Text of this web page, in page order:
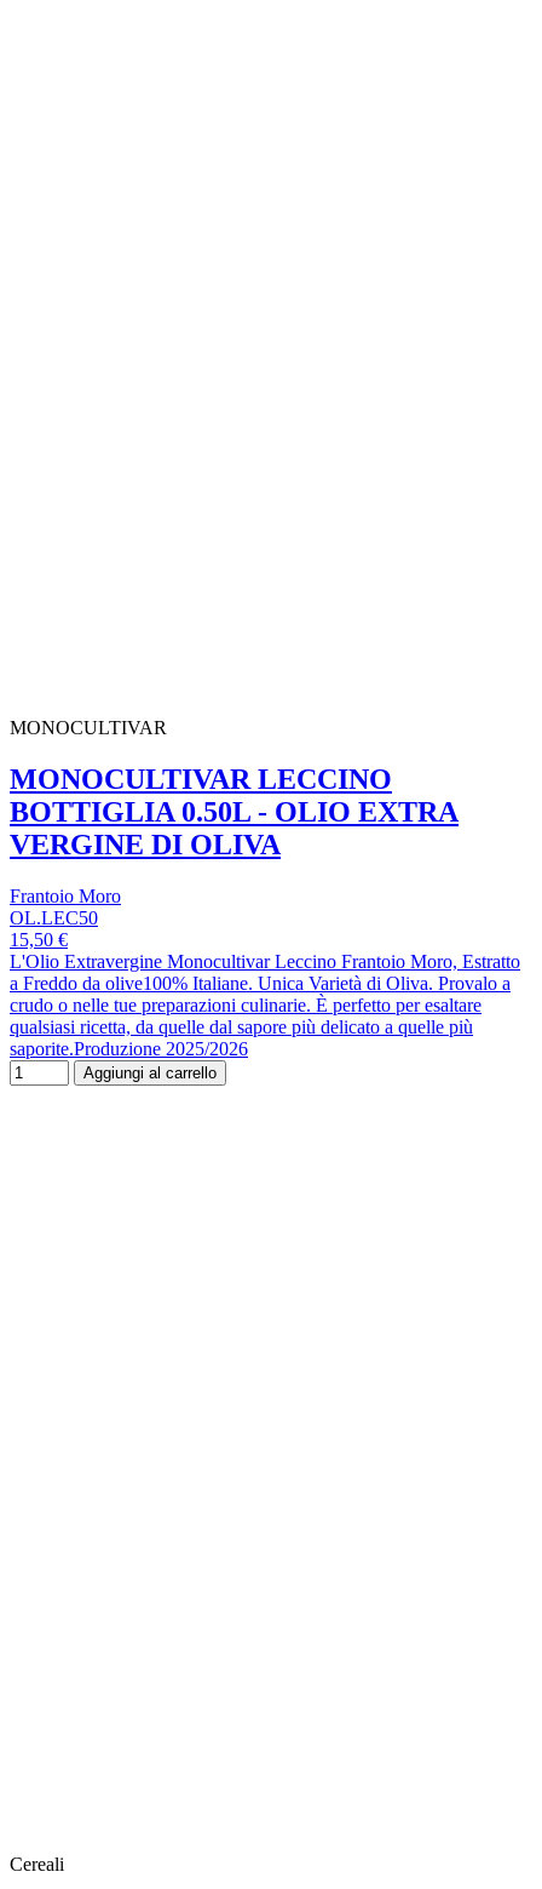
MONOCULTIVAR
MONOCULTIVAR LECCINO
BOTTIGLIA 0.50L - OLIO EXTRA
VERGINE DI OLIVA
Frantoio Moro
OL.LEC50
15,50 €
L'Olio Extravergine Monocultivar Leccino Frantoio Moro, Estratto
a Freddo da olive100% Italiane. Unica Varietà di Oliva. Provalo a
crudo o nelle tue preparazioni culinarie. È perfetto per esaltare
qualsiasi ricetta, da quelle dal sapore più delicato a quelle più
saporite.Produzione 2025/2026
Aggiungi al carrello
Cereali